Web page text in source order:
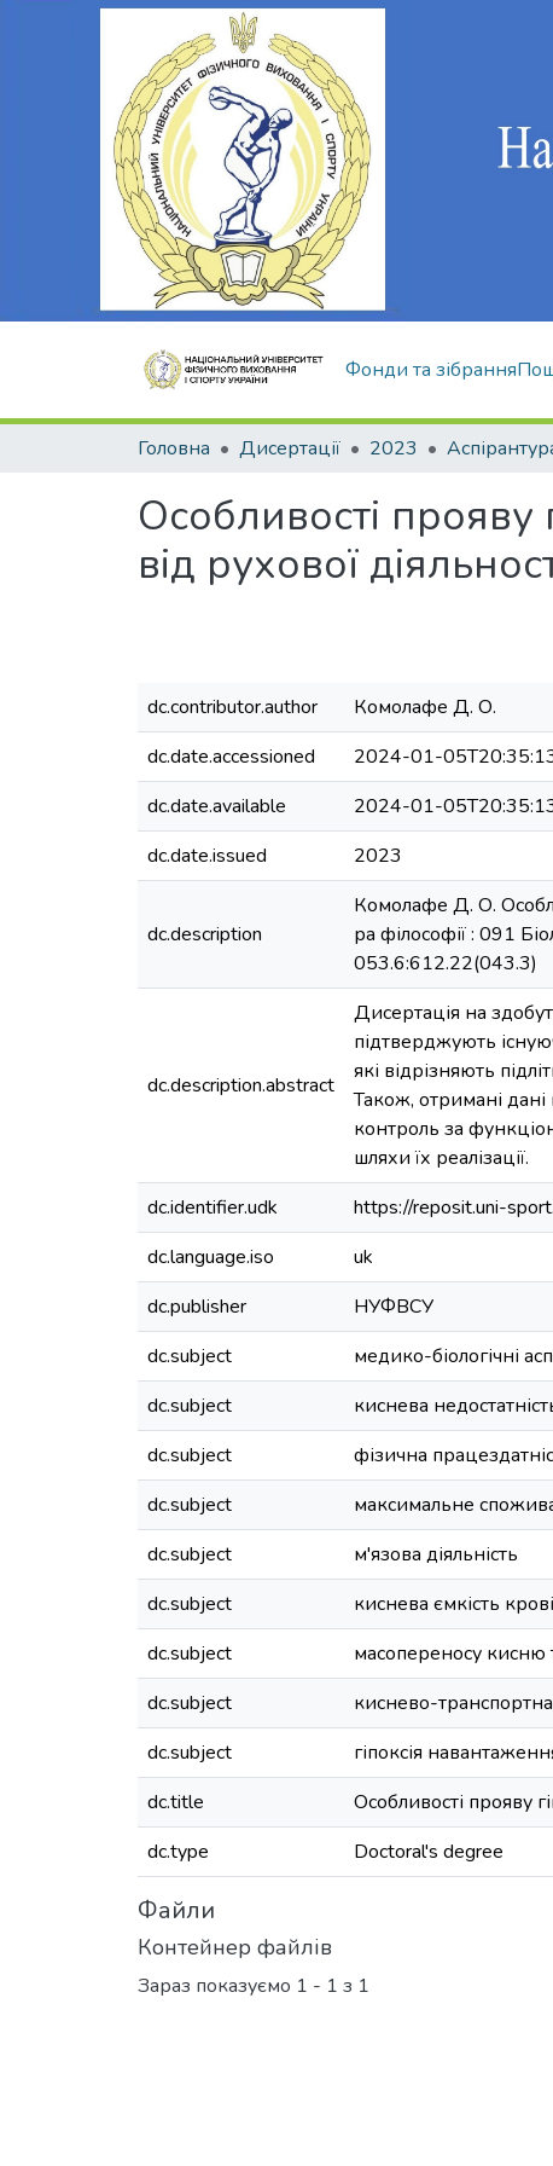
Фонди та зібрання
Головна Дисертації 2023
Особливості прояву
від рухової
dc.contributor.author
Комолафе Д. О.
dc.date.accessioned
2024-01-
dc.date.available
2024-01-
dc.date.issued
2023
dc.description
Комолафе Д. О.
ра філософії : 091
053.6:612.22(043.3)
dc.description.abstract
Дисертація на
підтверджують
які відрізняють
Також, отримані
контроль за
шляхи їх реалізації.
dc.identifier.udk
https://reposit.uni-
dc.language.iso
uk
dc.publisher
НУФВСУ
dc.subject
медико-біологічні
dc.subject
киснева
dc.subject
фізична
dc.subject
максимальне
dc.subject
м'язова діяльність
dc.subject
киснева ємкість крові
dc.subject
масопереносу кисню
dc.subject
киснево-
dc.subject
гіпоксія
dc.title
Особливості прояву
dc.type
Doctoral's degree
Файли
Контейнер файлів
Зараз показуємо 1 - 1 з 1